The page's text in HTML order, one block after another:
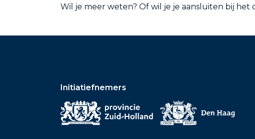
Wil je meer weten? Of wil je je aansluiten bij
Initiatiefnemers